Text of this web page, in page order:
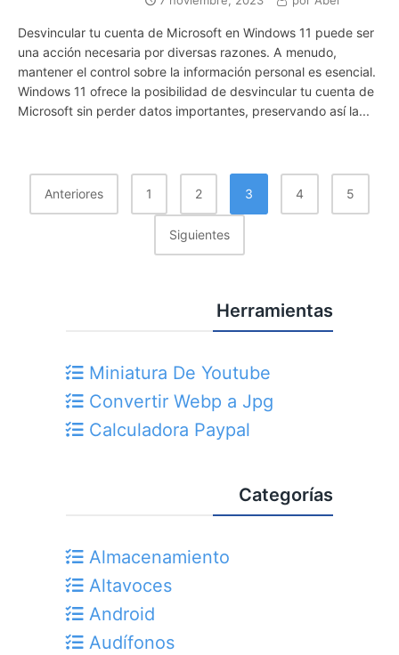
Desvincular tu cuenta de Microsoft en Windows 11 puede ser
una acción necesaria por diversas razones. A menudo,
mantener el control sobre la información personal es esencial.
Windows 11 ofrece la posibilidad de desvincular tu cuenta de
Microsoft sin perder datos importantes, preservando así la...
Paginación
De
Anteriores 1 2 3 4 5
Siguientes
Herramientas
Miniatura De Youtube
Convertir Webp a Jpg
Calculadora Paypal
Categorías
Almacenamiento
Altavoces
Android
Audífonos